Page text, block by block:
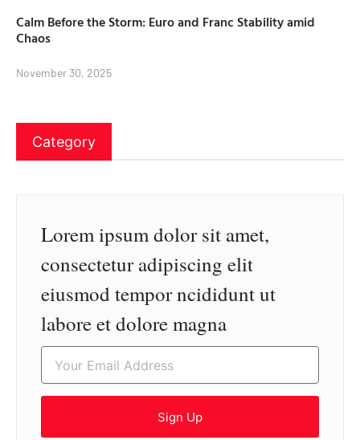
Calm Before the Storm: Euro and Franc Stability amid
Chaos
November 30, 2025
Category
Lorem ipsum dolor sit amet,
consectetur adipiscing elit
eiusmod tempor ncididunt ut
labore et dolore magna
Sign Up